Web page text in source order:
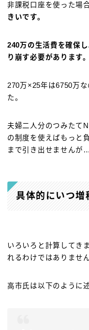
非課税口座を使った場
きいです。
240万の生活費を確保
り崩す必要があります。
270万×25年は6750万
た。
夫婦二人分のつみたて
の制度を使えばもっと
まで引き出せませんが
具体的にいつ増
いろいろと計算してき
れるわけではありません
高市氏は以下のように